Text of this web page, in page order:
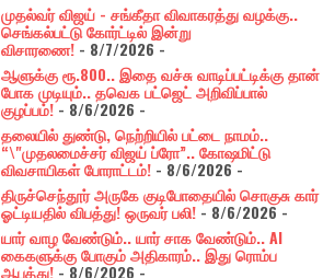
முதல்வர் விஜய் - சங்கீதா விவாகரத்து வழக்கு..
செங்கல்பட்டு கோர்ட்டில் இன்று
விசாரணை!- 8/7/2026-
ஆளுக்கு ரூ.800.. இதை வச்சு வாடிப்பட்டிக்கு தான்
போக முடியும்.. தவெக பட்ஜெட் அறிவிப்பால்
குழப்பம்!- 8/6/2026 -
தலையில் துண்டு, நெற்றியில் பட்டை நாமம்..
“\"முதலமைச்சர் விஜய் ப்ரோ”.. கோஷமிட்டு
விவசாயிகள் போராட்டம்! - 8/6/2026-
திருச்செந்தூர் அருகே குடிபோதையில் சொகுசு கார்
ஓட்டியதில் விபத்து! ஒருவர் பலி! - 8/6/2026-
யார் வாழ வேண்டும்.. யார் சாக வேண்டும்.. AI
கைகளுக்கு போகும் அதிகாரம்.. இது ரொம்ப
ஆபத்து! - 8/6/2026 -